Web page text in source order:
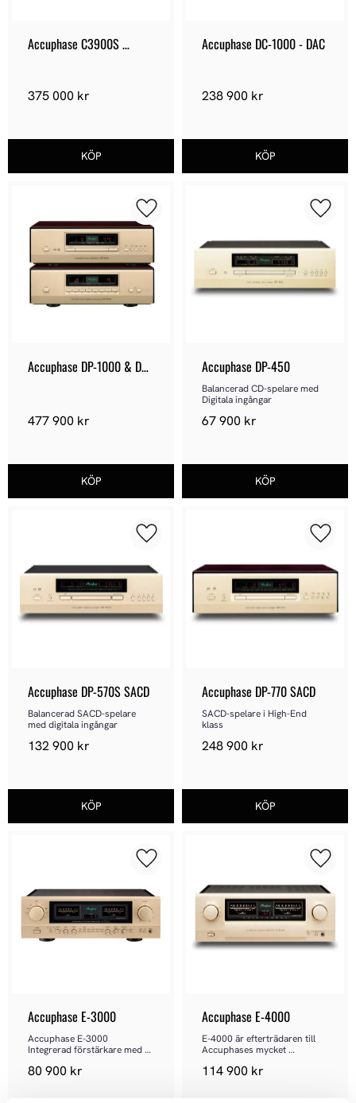
Accuphase C3900S
375 000 kr
Accuphase DC-1000 - DAC
238 900 kr
Accuphase DP-1000 & DC-
477 900 kr
Lägg till i favoriter
Accuphase DP-450
Balancerad CD-spelare med
Digitala ingångar
67 900 kr
Lägg
Accuphase DP-570S SACD
Balancerad SACD-spelare
med digitala ingångar
132 900 kr
Lägg till i favoriter
Accuphase DP-770 SACD
SACD-spelare i High-End
klass
248 900 kr
Lägg
Accuphase E-3000
Accuphase E-3000
Integrerad förstärkare med
80 900 kr
Lägg till i favoriter
Accuphase E-4000
E-4000 är efterträdaren till
Accuphases mycket
114 900 kr
Lägg